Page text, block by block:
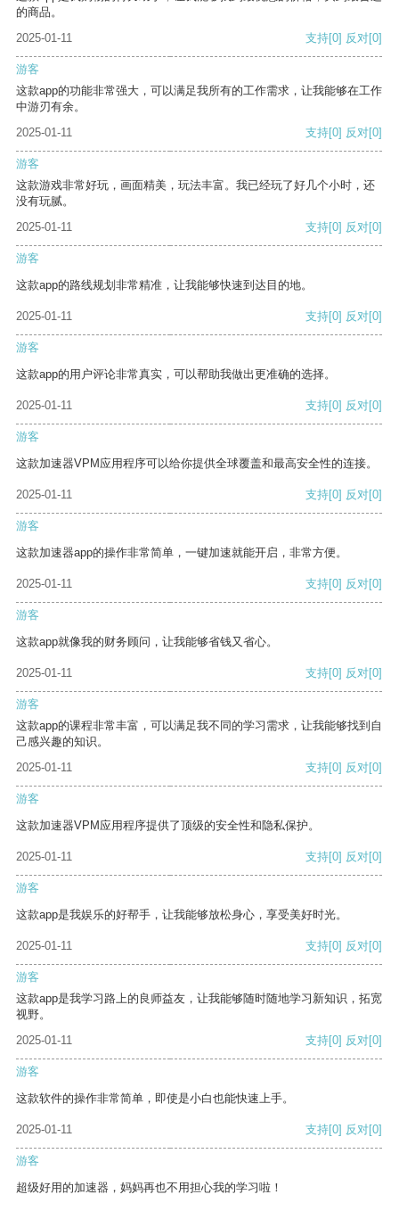
的商品。
2025-01-11
支持[0] 反对[0]
游客
这款app的功能非常强大，可以满足我所有的工作需求，让我能够在工作
中游刃有余。
2025-01-11
支持[0] 反对[0]
游客
这款游戏非常好玩，画面精美，玩法丰富。我已经玩了好几个小时，还
没有玩腻。
2025-01-11
支持[0] 反对[0]
游客
这款app的路线规划非常精准，让我能够快速到达目的地。
2025-01-11 支持[0] 反对[0]
游客
这款app的用户评论非常真实，可以帮助我做出更准确的选择。
2025-01-11 支持[0] 反对[0]
游客
这款加速器VPM应用程序可以给你提供全球覆盖和最高安全性的连接。
2025-01-11 支持[0] 反对[0]
游客
这款加速器app的操作非常简单，一键加速就能开启，非常方便。
2025-01-11 支持[0] 反对[0]
游客
这款app就像我的财务顾问，让我能够省钱又省心。
2025-01-11 支持[0] 反对[0]
游客
这款app的课程非常丰富，可以满足我不同的学习需求，让我能够找到自
己感兴趣的知识。
2025-01-11
支持[0] 反对[0]
游客
这款加速器VPM应用程序提供了顶级的安全性和隐私保护。
2025-01-11 支持[0] 反对[0]
游客
这款app是我娱乐的好帮手，让我能够放松身心，享受美好时光。
2025-01-11 支持[0] 反对[0]
游客
这款app是我学习路上的良师益友，让我能够随时随地学习新知识，拓宽
视野。
2025-01-11
支持[0] 反对[0]
游客
这款软件的操作非常简单，即使是小白也能快速上手。
2025-01-11 支持[0] 反对[0]
游客
超级好用的加速器，妈妈再也不用担心我的学习啦！